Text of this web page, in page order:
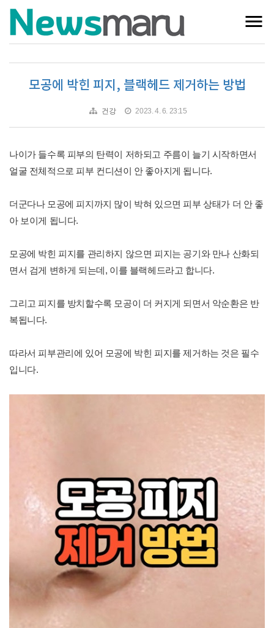
모공에 박힌 피지, 블랙헤드 제거하는 방법
건강 2023. 4. 6. 23:15
나이가 들수록 피부의 탄력이 저하되고 주름이 늘기 시작하면서
얼굴 전체적으로 피부 컨디션이 안 좋아지게 됩니다.
더군다나 모공에 피지까지 많이 박혀 있으면 피부 상태가 더 안 좋
아 보이게 됩니다.
모공에 박힌 피지를 관리하지 않으면 피지는 공기와 만나 산화되
면서 검게 변하게 되는데, 이를 블랙헤드라고 합니다.
그리고 피지를 방치할수록 모공이 더 커지게 되면서 악순환은 반
복됩니다.
따라서 피부관리에 있어 모공에 박힌 피지를 제거하는 것은 필수
입니다.